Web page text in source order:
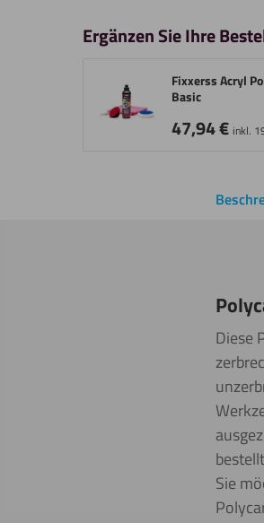
Ergänzen Sie Ihre
Fixxerss Acryl
Basic
47,94€ inkl.
Diese
Sie